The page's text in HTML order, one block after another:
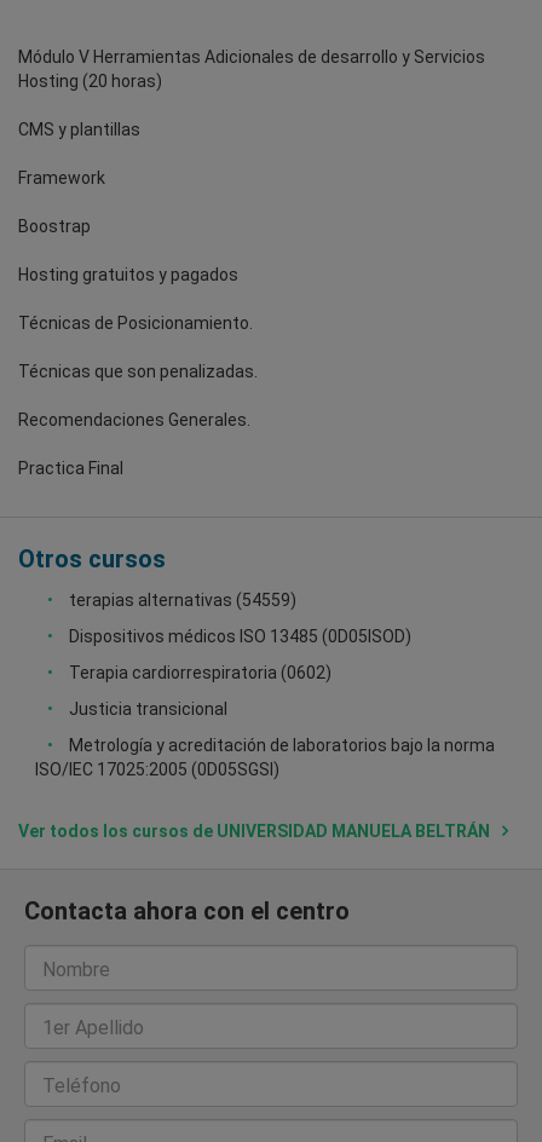
Módulo V Herramientas Adicionales de desarrollo y Servicios
Hosting (20 horas)
CMS y plantillas
Framework
Boostrap
Hosting gratuitos y pagados
Técnicas de Posicionamiento.
Técnicas que son penalizadas.
Recomendaciones Generales.
Practica Final
Otros cursos
terapias alternativas (54559)
Dispositivos médicos ISO 13485 (0D05ISOD)
Terapia cardiorrespiratoria (0602)
Justicia transicional
Metrología y acreditación de laboratorios bajo la norma
ISO/IEC 17025:2005 (0D05SGSI)
Ver todos los cursos de UNIVERSIDAD MANUELA BELTRÁN
Contacta ahora con el centro
Nombre
1er Apellido
Teléfono